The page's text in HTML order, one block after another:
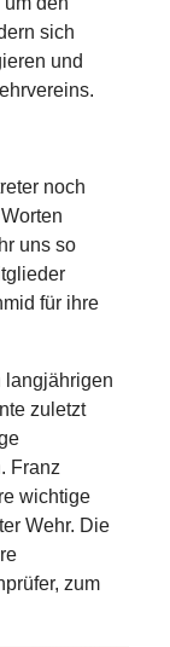
sich
und
noch
uns so
für ihre
langjährigen
zuletzt
Franz
wichtige
Wehr. Die
zum